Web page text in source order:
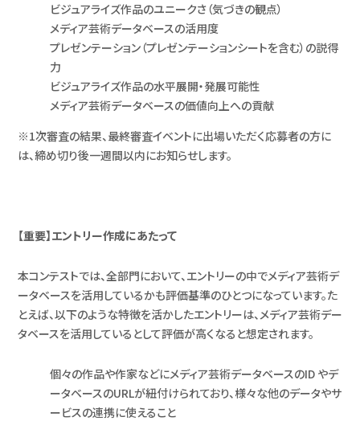
ビジュアライズ作品のユニークさ（気づきの観点）
メディア芸術データベースの活用度
プレゼンテーション（プレゼンテーションシートを含む）の説得
力
ビジュアライズ作品の水平展開・発展可能性
メディア芸術データベースの価値向上への貢献
※1次審査の結果、最終審査イベントに出場いただく応募者の方に
は、締め切り後一週間以内にお知らせします。
【重要】エントリー作成にあたって
本コンテストでは、全部門において、エントリーの中でメディア芸術デ
ータベースを活用しているかも評価基準のひとつになっています。た
とえば、以下のような特徴を活かしたエントリーは、メディア芸術デー
タベースを活用しているとして評価が高くなると想定されます。
個々の作品や作家などにメディア芸術データベースのID やデ
ータベースのURLが紐付けられており、様々な他のデータやサ
ービスの連携に使えること